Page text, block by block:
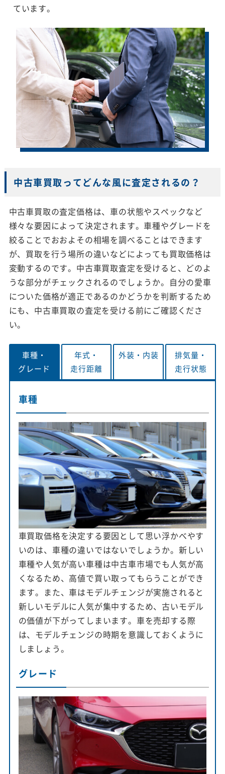
ています。
中古車買取ってどんな風に査定されるの？
中古車買取の査定価格は、車の状態やスペックなど
様々な要因によって決定されます。車種やグレードを
絞ることでおおよその相場を調べることはできます
が、買取を行う場所の違いなどによっても買取価格は
変動するのです。中古車買取査定を受けると、どのよ
うな部分がチェックされるのでしょうか。自分の愛車
についた価格が適正であるのかどうかを判断するため
にも、中古車買取の査定を受ける前にご確認くださ
い。
車種・
グレード
年式・
走行距離
外装・ 内装
排気量・
走行状態
車種
車買取価格を決定する要因として思い浮かべやす
いのは、車種の違いではないでしょうか。新しい
車種や人気が高い車種は中古車市場でも人気が高
くなるため、高値で買い取ってもらうことができ
ます。また、車はモデルチェンジが実施されると
新しいモデルに人気が集中するため、古いモデル
の価値が下がってしまいます。車を売却する際
は、モデルチェンジの時期を意識しておくように
しましょう。
グレード